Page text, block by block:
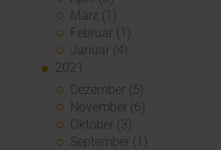
März (1)
Februar (1)
Januar (4)
2021
Dezember (5)
November (6)
Oktober (3)
September (1)